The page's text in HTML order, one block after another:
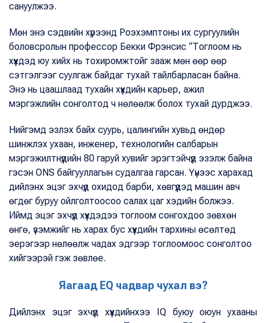
сануулжээ.
Мөн энэ сэдвийн хүрээнд Роэхэмптоны их сургуулийн
боловсролын профессор Бекки Фрэнсис “Тоглоом нь
хүүхдэд юу хийх нь тохиромжтойг зааж мөн өөр өөр
сэтгэлгээг суулгаж байдаг тухай тайлбарласан байна.
Энэ нь цаашлаад тухайн хүүхдийн карьер, ажил
мэргэжлийн сонголтод ч нөлөөлж болох тухай дурджээ.
Нийгэмд эзлэх байх суурь, цалингийн хувьд өндөр
шинжлэх ухаан, инженер, технологийн салбарын
мэргэжилтнүүдийн 80 гаруй хувийг эрэгтэйчүүд эзэлж байна
гэсэн ОNS байгууллагын судалгаа гарсан. Үүнээс харахад
дийлэнх эцэг эхчүүд охидод барби, хөвгүүдэд машин авч
өгдөг буруу ойлголтоосоо салах цаг хэдийн болжээ.
Иймд эцэг эхчүүд хүүхдэдээ тоглоом сонгохдоо зөвхөн
өнгө, үзэмжийг нь харах бус хүүхдийн тархины өсөлтөд
эерэгээр нөлөөлж чадах эдгээр тоглоомоос сонголтоо
хийгээрэй гэж зөвлөе.
Я агаад EQ чадвар чухал вэ?
Дийлэнх эцэг эхчүүд хүүхдийнхээ IQ буюу оюун ухааны